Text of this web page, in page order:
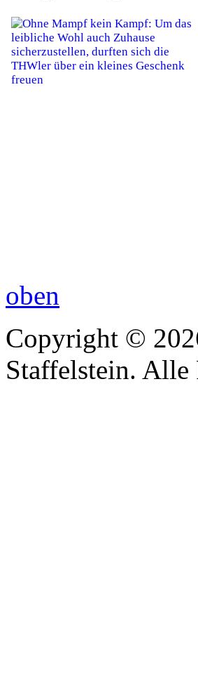
oben
Copyright ©
Staffelstein. Alle